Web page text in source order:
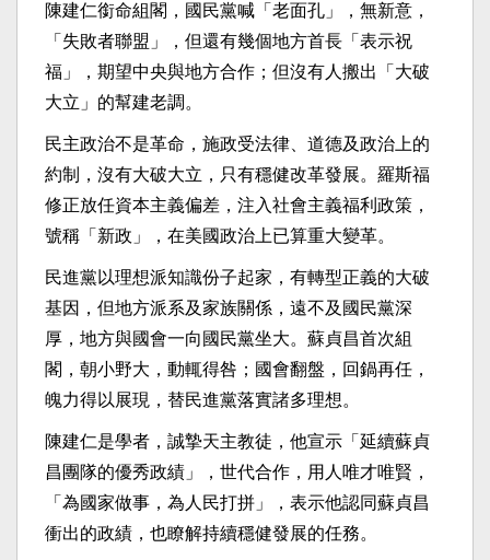
陳建仁銜命組閣，國民黨喊「老面孔」，無新意，
「失敗者聯盟」，但還有幾個地方首長「表示祝
福」，期望中央與地方合作；但沒有人搬出「大破
大立」的幫建老調。
民主政治不是革命，施政受法律、道德及政治上的
約制，沒有大破大立，只有穩健改革發展。羅斯福
修正放任資本主義偏差，注入社會主義福利政策，
號稱「新政」，在美國政治上已算重大變革。
民進黨以理想派知識份子起家，有轉型正義的大破
基因，但地方派系及家族關係，遠不及國民黨深
厚，地方與國會一向國民黨坐大。蘇貞昌首次組
閣，朝小野大，動輒得咎；國會翻盤，回鍋再任，
魄力得以展現，替民進黨落實諸多理想。
陳建仁是學者，誠摯天主教徒，他宣示「延續蘇貞
昌團隊的優秀政績」，世代合作，用人唯才唯賢，
「為國家做事，為人民打拼」，表示他認同蘇貞昌
衝出的政績，也瞭解持續穩健發展的任務。